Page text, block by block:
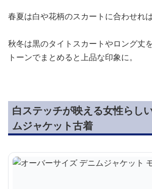
春夏は白や花柄のスカートに合わせれ
秋冬は黒のタイトスカートやロング丈
トーンでまとめると上品な印象に。
白ステッチが映える女性らし
ムジャケット古着